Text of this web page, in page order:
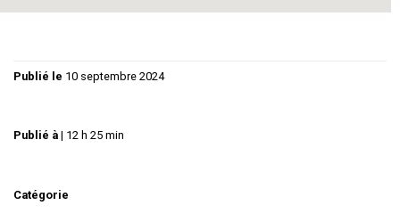
Publié le 10 septembre 2024
Publié à | 12 h 25 min
Catégorie